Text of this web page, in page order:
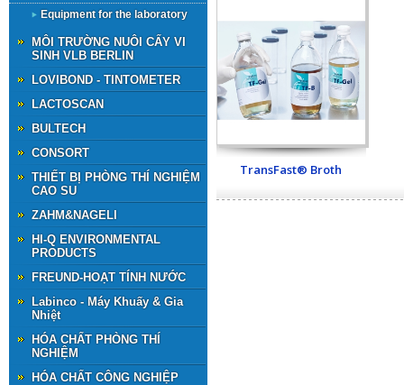
Equipment for the laboratory
MÔI TRƯỜNG NUÔI CẤY VI
SINH VLB BERLIN
LOVIBOND - TINTOMETER
LACTOSCAN
BULTECH
CONSORT
THIẾT BỊ PHÒNG THÍ NGHIỆM
CAO SU
ZAHM&NAGELl
HI-Q ENVIRONMENTAL
PRODUCTS
FREUND-HOẠT TÍNH NƯỚC
Labinco - Máy Khuấy & Gia
Nhiệt
HÓA CHẤT PHÒNG THÍ
NGHIỆM
HÓA CHẤT CÔNG NGHIỆP
TransFast® Broth